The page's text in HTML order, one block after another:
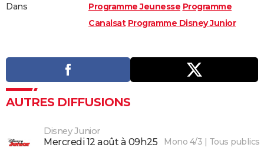
Dans
Programme Jeunesse Programme
Canalsat Programme Disney Junior
AUTRES DIFFUSIONS
Disney Junior
mercredi 12 août à 09h25 Mono 4/3 | Tous publics